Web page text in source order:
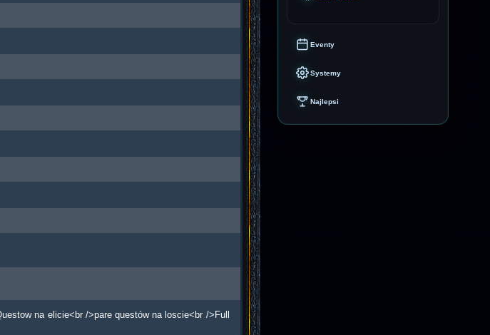
na elicie<br />pare questów na loscie<br />Full
Eventy
Systemy
Najlepsi